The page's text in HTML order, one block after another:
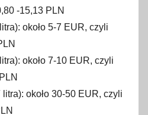
-15,13 PLN
około 5-7 EUR, czyli
około 7-10 EUR, czyli
około 30-50 EUR, czyli